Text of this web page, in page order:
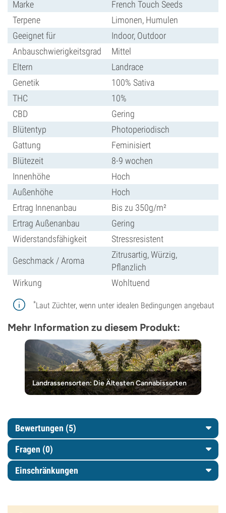
Marke
French Touch Seeds
Terpene
Limonen, Humulen
Geeignet für
Indoor, Outdoor
Anbauschwierigkeitsgrad
Mittel
Eltern
Landrace
Genetik
100% Sativa
THC
10%
CBD
Gering
Blütentyp
Photoperiodisch
Gattung
Feminisiert
Blütezeit
8-9 wochen
Innenhöhe
Hoch
Außenhöhe
Hoch
Ertrag Innenanbau
Bis zu 350g/m²
Ertrag Außenanbau
Gering
Widerstandsfähigkeit
Stressresistent
Geschmack / Aroma
Zitrusartig, Würzig,
Pflanzlich
Wirkung
Wohltuend
*Laut Züchter, wenn unter idealen Bedingungen angebaut
Mehr Information zu diesem Produkt:
Landrassensorten: Die Ältesten Cannabissorten
Bewertungen (5)
Fragen (0)
Einschränkungen